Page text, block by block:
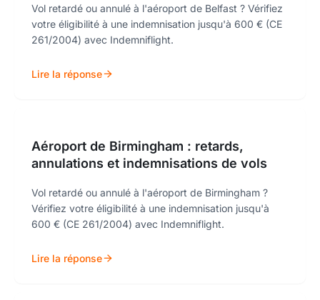
Vol retardé ou annulé à l'aéroport de Belfast ? Vérifiez
votre éligibilité à une indemnisation jusqu'à 600 € (CE
261/2004) avec Indemniflight.
Lire la réponse
Aéroport de Birmingham : retards,
annulations et indemnisations de vols
Vol retardé ou annulé à l'aéroport de Birmingham ?
Vérifiez votre éligibilité à une indemnisation jusqu'à
600 € (CE 261/2004) avec Indemniflight.
Lire la réponse